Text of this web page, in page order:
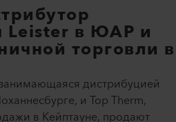
Leister в ЮАР и
торговли в
дистрибуцией
и Top Therm,
в Кейптауне, продают